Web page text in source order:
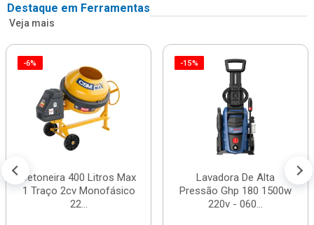
Destaque em Ferramentas
Veja mais
-6%
Betoneira 400 Litros Max
1 Traço 2cv Monofásico
22...
-15%
Lavadora De Alta
Pressão Ghp 180 1500w
220v - 060...